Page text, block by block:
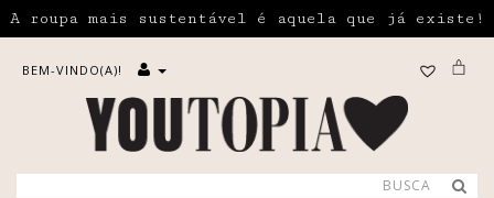
A roupa mais sustentável é aquela que já existe!
BEM-VINDO(A)!